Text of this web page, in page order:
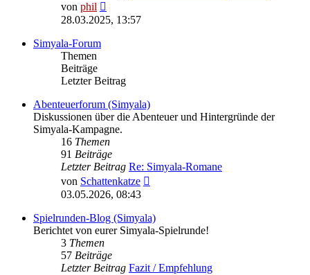
von phil
Beitrag
28.03.2025, 13:57
Simyala-Forum
Themen
Beiträge
Letzter Beitrag
Abenteuerforum (Simyala)
Diskussionen über die Abenteuer und Hintergründe der
Simyala-Kampagne.
16 Themen
91 Beiträge
Letzter Beitrag Re: Simyala-Romane
von Schattenkatze
03.05.2026, 08:43
Spielrunden-Blog (Simyala)
Berichtet von eurer Simyala-Spielrunde!
3 Themen
57 Beiträge
Letzter Beitrag Fazit / Empfehlung